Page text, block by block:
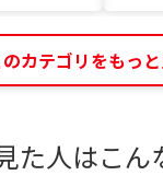
のカテゴリをもっ
た人はこん